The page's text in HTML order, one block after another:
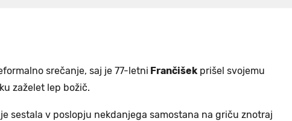
srečanje, saj je 77-letni Frančišek prišel svojemu
zaželet lep božič.
sestala v poslopju nekdanjega samostana na griču znotraj